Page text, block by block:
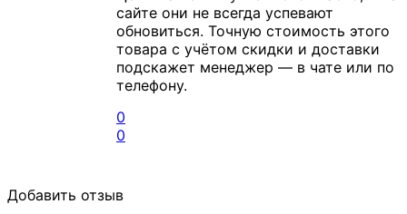
сайте они не всегда успевают
обновиться. Точную стоимость этого
товара с учётом скидки и доставки
подскажет менеджер — в чате или по
телефону.
0
0
Добавить отзыв